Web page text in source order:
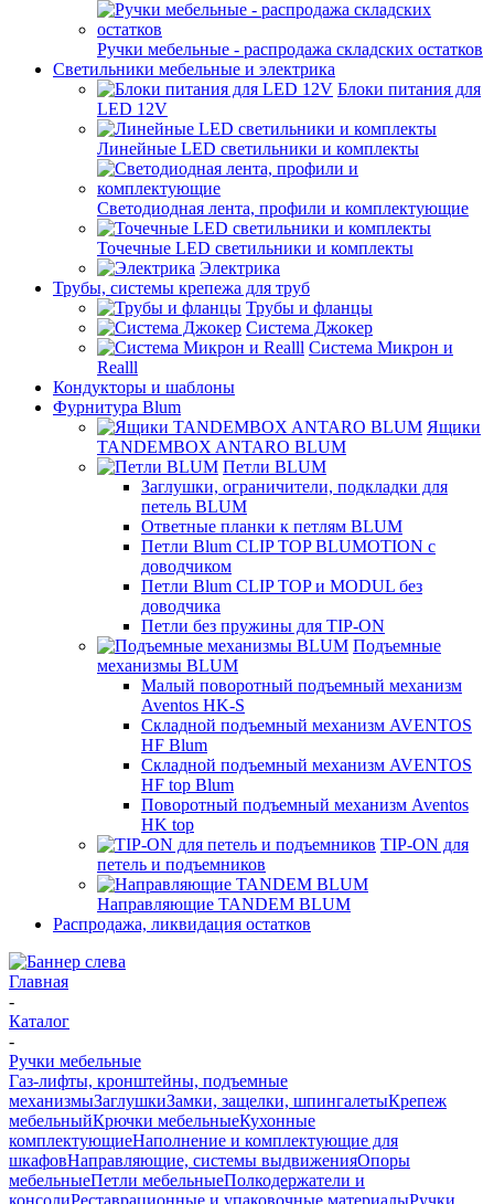
Ручки мебельные - распродажа складских остатков
Светильники мебельные и электрика
Блоки питания для
LED 12V
Линейные LED светильники и комплекты
Светодиодная лента, профили и комплектующие
Точечные LED светильники и комплекты
Электрика
Трубы, системы крепежа для труб
Трубы и фланцы
Система Джокер
Система Микрон и
Realll
Кондукторы и шаблоны
Фурнитура Blum
Ящики
TANDEMBOX ANTARO BLUM
Петли BLUM
Заглушки, ограничители, подкладки для
петель BLUM
Ответные планки к петлям BLUM
Петли Blum CLIP TOP BLUMOTION с
доводчиком
Петли Blum CLIP TOP и MODUL без
доводчика
Петли без пружины для TIP-ON
Подъемные
механизмы BLUM
Малый поворотный подъемный механизм
Aventos HK-S
Складной подъемный механизм AVENTOS
HF Blum
Складной подъемный механизм AVENTOS
HF top Blum
Поворотный подъемный механизм Aventos
HK top
TIP-ON для
петель и подъемников
Направляющие TANDEM BLUM
Распродажа, ликвидация остатков
Главная
-
Каталог
-
Ручки мебельные
Газ-лифты, кронштейны, подъемные
механизмыЗаглушкиЗамки, защелки, шпингалетыКрепеж
мебельныйКрючки мебельныеКухонные
комплектующиеНаполнение и комплектующие для
шкафовНаправляющие, системы выдвиженияОпоры
мебельныеПетли мебельныеПолкодержатели и
консолиРеставрационные и упаковочные материалыРучки